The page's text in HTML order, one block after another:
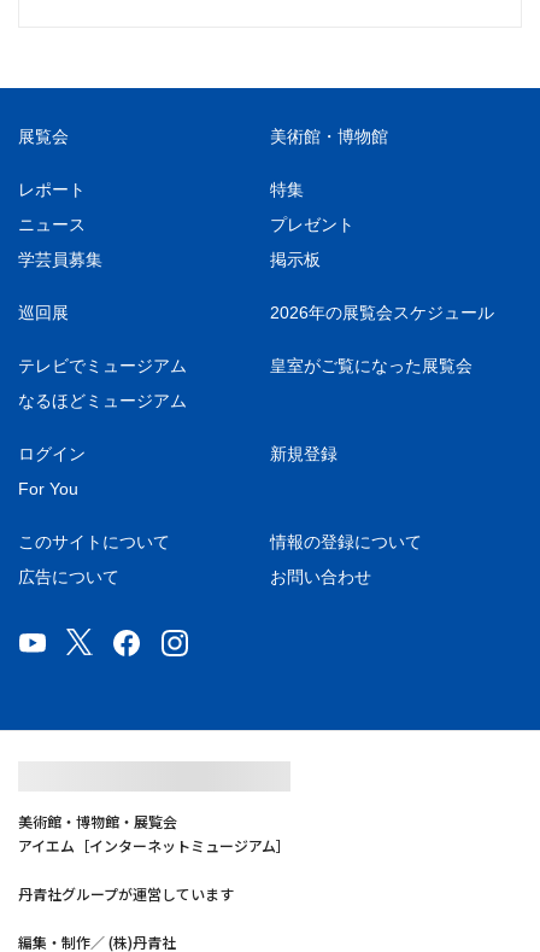
展覧会 美術館・博物館
レポート
特集
ニュース
プレゼント
学芸員募集
掲示板
巡回展 2026年の展覧会スケジュール
テレビでミュージアム
皇室がご覧になった展覧会
なるほどミュージアム
ログイン
新規登録
For You
このサイトについて
情報の登録について
広告について
お問い合わせ
美術館・博物館・展覧会
アイエム［インターネットミュージアム］
丹青社グループが運営しています
編集・制作／ (株)丹青社